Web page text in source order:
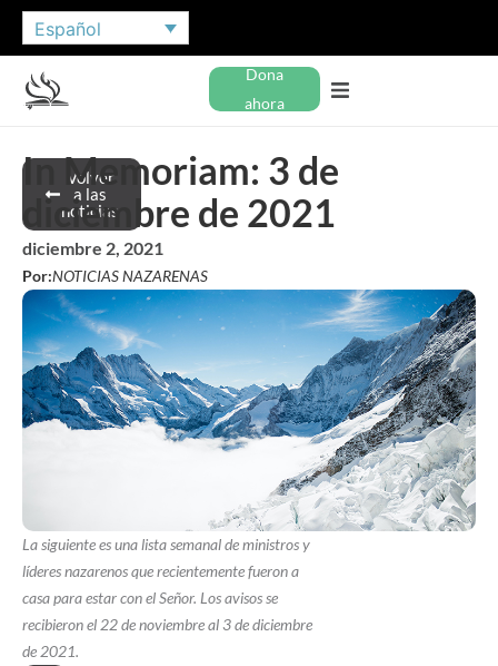
Español
Dona
ahora
Volver
a las
noticias
In Memoriam: 3 de
diciembre de 2021
diciembre 2, 2021
Por:NOTICIAS NAZARENAS
La siguiente es una lista semanal de ministros y
líderes nazarenos que recientemente fueron a
casa para estar con el Señor. Los avisos se
recibieron el 22 de noviembre al 3 de diciembre
de 2021.